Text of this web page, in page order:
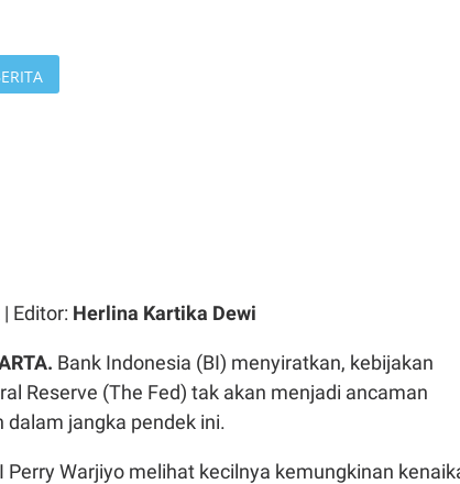
| Editor: Herlina Kartika Dewi
Bank Indonesia (BI) menyiratkan, kebijakan
Reserve (The Fed) tak akan menjadi ancaman
dalam jangka pendek ini.
Perry Warjiyo melihat kecilnya kemungkinan